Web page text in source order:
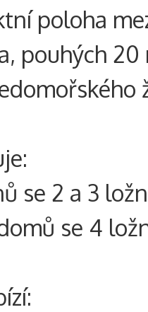
poloha
pouhých
se 2 a 3
se 4